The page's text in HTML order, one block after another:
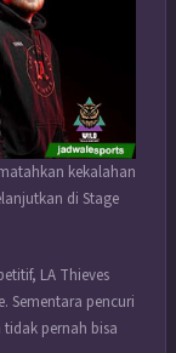
kekalahan
di Stage
LA Thieves
Sementara pencuri
pernah bisa